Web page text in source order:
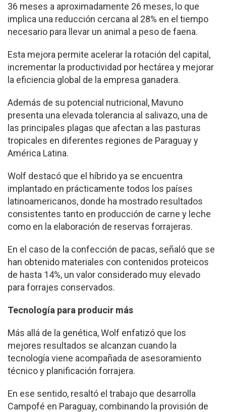
36 meses a aproximadamente 26 meses, lo que
implica una reducción cercana al 28% en el tiempo
necesario para llevar un animal a peso de faena.
Esta mejora permite acelerar la rotación del capital,
incrementar la productividad por hectárea y mejorar
la eficiencia global de la empresa ganadera.
Además de su potencial nutricional, Mavuno
presenta una elevada tolerancia al salivazo, una de
las principales plagas que afectan a las pasturas
tropicales en diferentes regiones de Paraguay y
América Latina.
Wolf destacó que el híbrido ya se encuentra
implantado en prácticamente todos los países
latinoamericanos, donde ha mostrado resultados
consistentes tanto en producción de carne y leche
como en la elaboración de reservas forrajeras.
En el caso de la confección de pacas, señaló que se
han obtenido materiales con contenidos proteicos
de hasta 14%, un valor considerado muy elevado
para forrajes conservados.
Tecnología para producir más
Más allá de la genética, Wolf enfatizó que los
mejores resultados se alcanzan cuando la
tecnología viene acompañada de asesoramiento
técnico y planificación forrajera.
En ese sentido, resaltó el trabajo que desarrolla
Campofé en Paraguay, combinando la provisión de